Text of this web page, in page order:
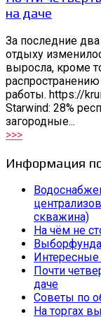
на даче
За последние
отдыху
выросла, кроме
работы. https://
Starwind: 28%
загородные...
>>>
Информация
скважина)
На чём не
Почти
даче
Советы по
На торгах